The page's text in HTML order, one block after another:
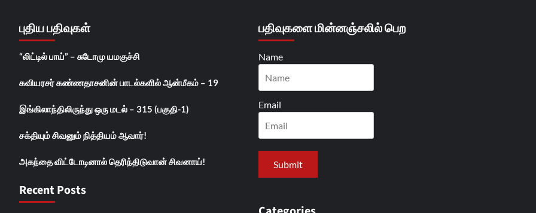
புதிய பதிவுகள்
“லிட்டில் பாய்” – சுடோமு யமகுச்சி
கவியரசர் கண்ணதாசனின் பாடல்களில் ஆன்மீகம் – 19
இங்கிலாந்திலிருந்து ஒரு மடல் – 315 (பகுதி-1)
சக்தியும் சிவனும் நித்தியம் ஆவார்!
அகந்தை விட்டோடினால் தெரிந்திடுவான் சிவனாய்!
Recent Posts
பதிவுகளை மின்னஞ்சலில் பெற
Name
Email